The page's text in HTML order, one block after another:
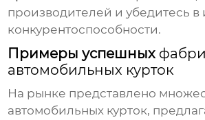
производителей и убедитесь в
конкурентоспособности.
Примеры успешных
автомобильных курток
На рынке представлено
автомобильных курток,